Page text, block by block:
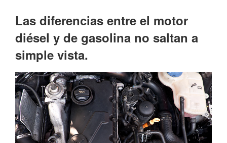
Las diferencias entre el motor
diésel y de gasolina no saltan a
simple vista.